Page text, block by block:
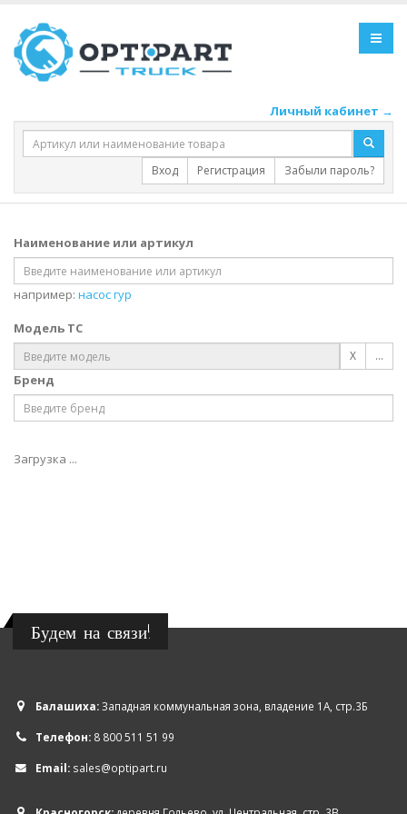
Личный кабинет →
Вход Регистрация Забыли пароль?
Наименование или артикул
например: насос гур
Модель ТС
X ...
Бренд
Загрузка ...
Будем на связи!
Балашиха:Западная коммунальная зона, владение 1А, стр.3Б
Телефон: 8 800 511 51 99
Email: sales@optipart.ru